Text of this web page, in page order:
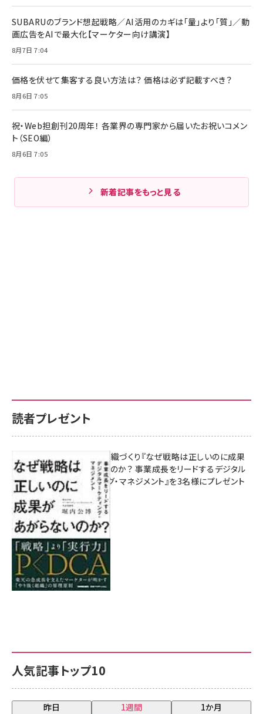
SUBARUのブランド想起戦略／AI活用のカギは「量」より「質」／動
画広告をAIで最大化【マーケター向け講演】
8月7日 7:04
価格を伏せて集客する良い方法は？ 価格は必ず記載すべき？
8月6日 7:05
祝・Web担創刊20周年！ 各業界の専門家から届いたお祝いコメン
ト（SEO編）
8月6日 7:05
新着記事をもっと見る
人気記事トップ10
昨日 1週間 1か月
読者プレゼント
成果を生む組織づくり『なぜ戦略は正しいのに成果
があがらないのか？ 事業成長をリードするデジタル
マーケティング・マネジメント』を3名様にプレゼント
8月7日 10:00